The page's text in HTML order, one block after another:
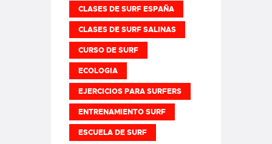
CLASES DE SURF ESPAÑA
CLASES DE SURF SALINAS
CURSO DE SURF
ECOLOGIA
EJERCICIOS PARA SURFERS
ENTRENAMIENTO SURF
ESCUELA DE SURF